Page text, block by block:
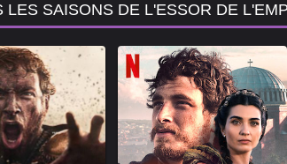
LES SAISONS DE L'ESSOR DE